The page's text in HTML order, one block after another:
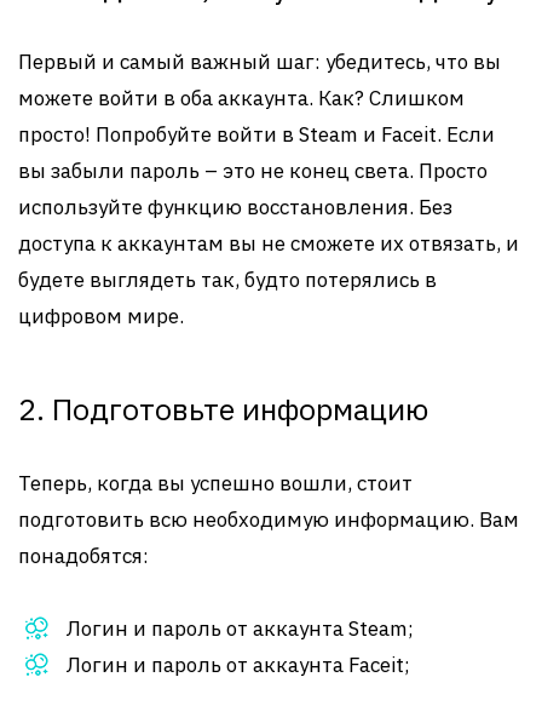
Первый и самый важный шаг: убедитесь, что вы
можете войти в оба аккаунта. Как? Слишком
просто! Попробуйте войти в Steam и Faceit. Если
вы забыли пароль – это не конец света. Просто
используйте функцию восстановления. Без
доступа к аккаунтам вы не сможете их отвязать, и
будете выглядеть так, будто потерялись в
цифровом мире.
2. Подготовьте информацию
Теперь, когда вы успешно вошли, стоит
подготовить всю необходимую информацию. Вам
понадобятся:
Логин и пароль от аккаунта Steam;
Логин и пароль от аккаунта Faceit;